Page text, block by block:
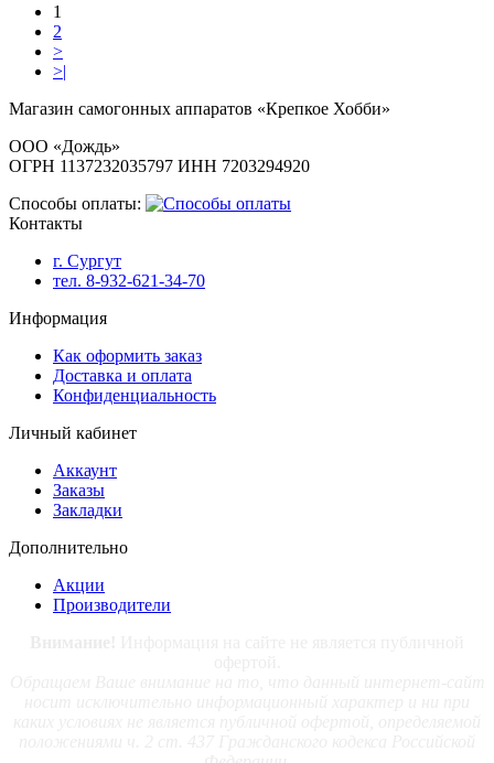
1
2
>
>|
Магазин самогонных аппаратов «Крепкое Хобби»
ООО «Дождь»
ОГРН 1137232035797 ИНН 7203294920
Способы оплаты:
Контакты
г. Сургут
тел. 8-932-621-34-70
Информация
Как оформить заказ
Доставка и оплата
Конфиденциальность
Личный кабинет
Аккаунт
Заказы
Закладки
Дополнительно
Акции
Производители